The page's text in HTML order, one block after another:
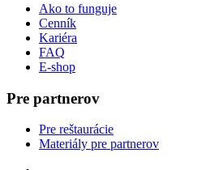
Ako to funguje
Cenník
Kariéra
FAQ
E-shop
Pre partnerov
Pre reštaurácie
Materiály pre partnerov